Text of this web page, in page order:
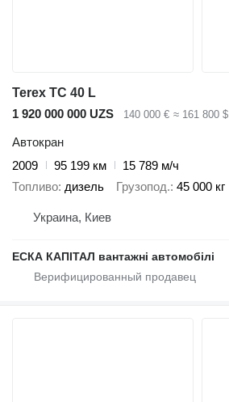
Terex TC 40 L
1 920 000 000 UZS
140 000 € ≈ 161 800 $
Автокран
2009
95 199 км
15 789 м/ч
Топливо дизель Грузопод. 45 000 кг
Украина, Киев
ЕСКА КАПІТАЛ вантажні автомобілі